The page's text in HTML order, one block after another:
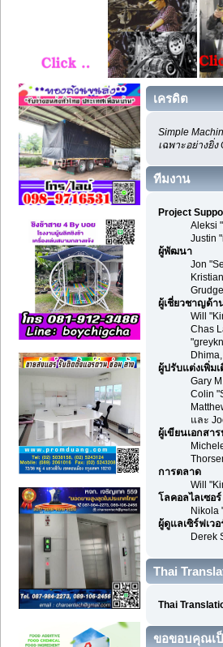
เครดิต
Simple
เฉพาะอย่างยิ่
ทีมงาน
Project
Aleksi
Justin
ผู้พัฒนา
Jon
ผู้เชี่ยวชาญด้
Will
Chas
ผู้ปรับแต่งเพิ่มเ
Gary
Colin
และ
ผู้เขียนเอกสา
การตลาด
Will
โลคอลไลเซอร์
Nikola
ผู้ดูแลเซิร์ฟเวอ
Derek
Thai
Thai
ขอขอบคุณเ